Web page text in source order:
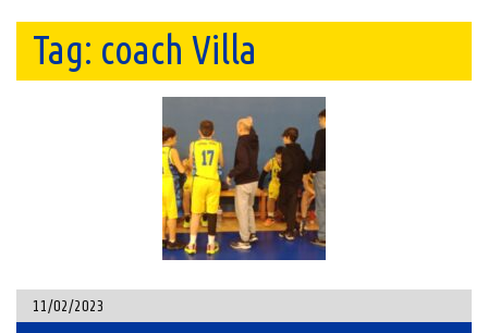
Tag: coach Villa
11/02/2023